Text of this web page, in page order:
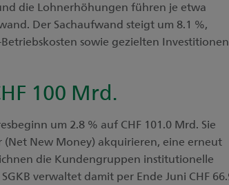
die Lohnerhöhungen führen je etwa
Der Sachaufwand steigt um 8.1 %,
sowie gezielten Investitionen
100 Mrd.
um 2.8 % auf CHF 101.0 Mrd. Sie
(Net New Money) akquirieren, eine erneut
die Kundengruppen institutionelle
verwaltet damit per Ende Juni CHF